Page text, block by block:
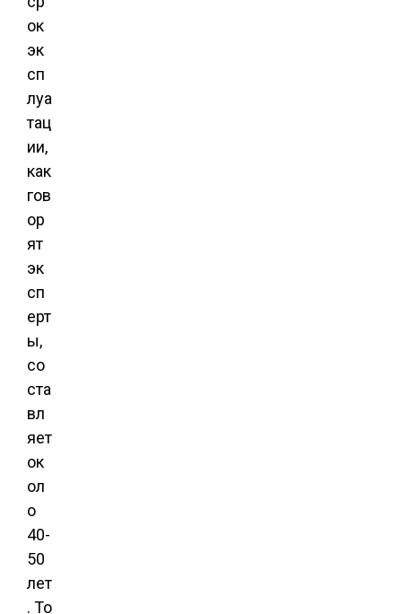
ок
эк
сп
луа
тац
ии,
как
гов
ор
ят
эк
сп
ерт
ы,
со
ста
вл
яет
ок
ол
о
40-
50
лет
. То